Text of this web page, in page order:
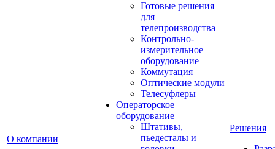
О компании
Готовые решения
для
телепроизводства
Контрольно-
измерительное
оборудование
Коммутация
Оптические модули
Телесуфлеры
Операторское
оборудование
Штативы,
пьедесталы и
Решения